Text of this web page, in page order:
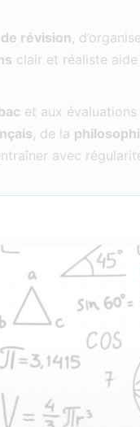
révision,
clair et réaliste
et aux
, de la
avec